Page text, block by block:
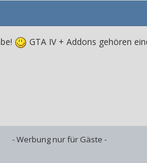
GTA IV + Addons gehören
- Werbung nur für Gäste -